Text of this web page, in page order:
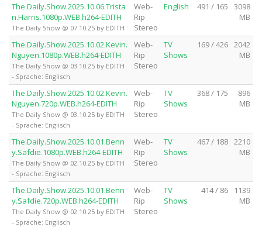
The.Daily.Show.2025.10.06.Trista
n.Harris.1080p.WEB.h264-EDITH
The Daily Show @ 07.10.25 by EDITH
Web-
Rip
Stereo
English 491 / 165
3098
MB
The.Daily.Show.2025.10.02.Kevin.
Nguyen.1080p.WEB.h264-EDITH
The Daily Show @ 03.10.25 by EDITH
- Sprache: Englisch
Web-
Rip
Stereo
TV
Shows
169 / 426
2042
MB
The.Daily.Show.2025.10.02.Kevin.
Nguyen.720p.WEB.h264-EDITH
The Daily Show @ 03.10.25 by EDITH
- Sprache: Englisch
Web-
Rip
Stereo
TV
Shows
368 / 175
896
MB
The.Daily.Show.2025.10.01.Benn
y.Safdie.1080p.WEB.h264-EDITH
The Daily Show @ 02.10.25 by EDITH
- Sprache: Englisch
Web-
Rip
Stereo
TV
Shows
467 / 188
2210
MB
The.Daily.Show.2025.10.01.Benn
y.Safdie.720p.WEB.h264-EDITH
The Daily Show @ 02.10.25 by EDITH
- Sprache: Englisch
Web-
Rip
Stereo
TV
Shows
414 / 86
1139
MB